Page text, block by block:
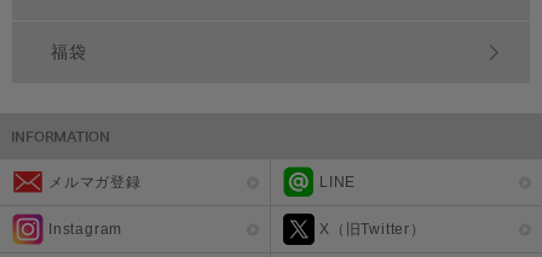
福袋
メルマガ登録 LINE
Instagram X（旧Twitter）